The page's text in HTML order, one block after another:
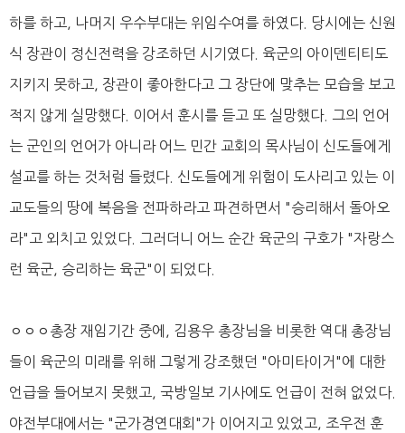
하를 하고, 나머지 우수부대는 위임수여를 하였다. 당시에는 신원
식 장관이 정신전력을 강조하던 시기였다. 육군의 아이덴티티도
지키지 못하고, 장관이 좋아한다고 그 장단에 맞추는 모습을 보고
적지 않게 실망했다. 이어서 훈시를 듣고 또 실망했다. 그의 언어
는 군인의 언어가 아니라 어느 민간 교회의 목사님이 신도들에게
설교를 하는 것처럼 들렸다. 신도들에게 위험이 도사리고 있는 이
교도들의 땅에 복음을 전파하라고 파견하면서 "승리해서 돌아오
라"고 외치고 있었다. 그러더니 어느 순간 육군의 구호가 "자랑스
런 육군, 승리하는 육군"이 되었다.
ㅇㅇㅇ총장 재임기간 중에, 김용우 총장님을 비롯한 역대 총장님
들이 육군의 미래를 위해 그렇게 강조했던 "아미타이거"에 대한
언급을 들어보지 못했고, 국방일보 기사에도 언급이 전혀 없었다.
야전부대에서는 "군가경연대회"가 이어지고 있었고, 조우전 훈